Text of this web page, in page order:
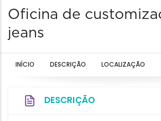
Oficina de
jeans
INÍCIO DESCRIÇÃO LOCALIZAÇÃO
DESCRIÇÃO